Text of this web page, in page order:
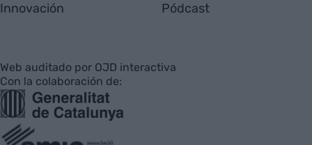
Innovación Pódcast
Web auditado por OJD interactiva
Con la colaboración de: